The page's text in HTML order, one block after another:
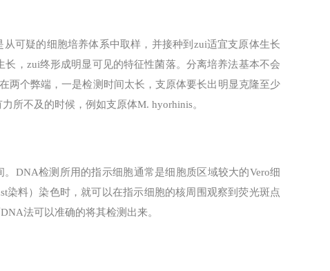
可疑的细胞培养体系中取样，并接种到zui适宜支原体生长
，zui终形成明显可见的特征性菌落。分离培养法基本不会
两个弊端，一是检测时间太长，支原体要长出明显克隆至少
所不及的时候，例如支原体M. hyorhinis。
DNA检测所用的指示细胞通常是细胞质区域较大的Vero细
染料）染色时，就可以在指示细胞的核周围观察到荧光斑点
法可以准确的将其检测出来。